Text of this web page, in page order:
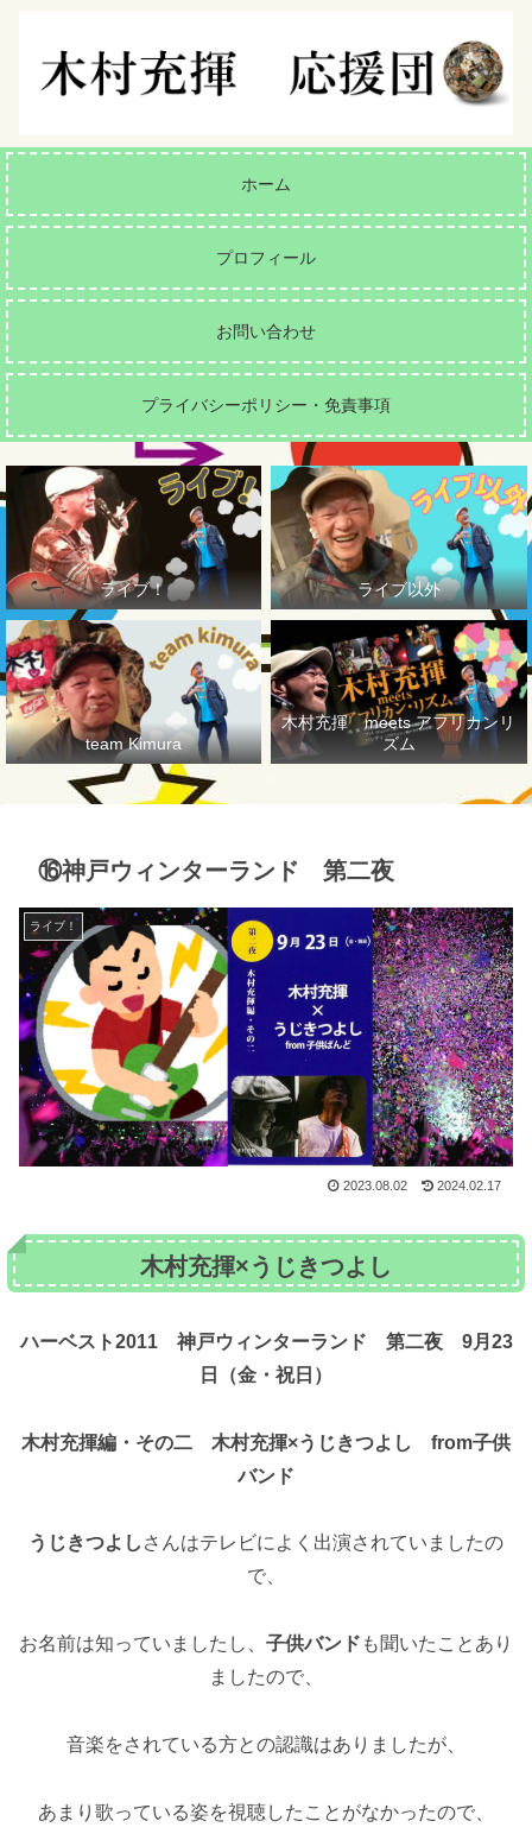
ホーム
プロフィール
お問い合わせ
プライバシーポリシー・免責事項
ライブ！ ライブ以外
team Kimura
木村充揮 meets アフリカンリ
ズム
⑯神戸ウィンターランド 第二夜
ライブ！
2023.08.02 2024.02.17
木村充揮×うじきつよし
ハーベスト2011 神戸ウィンターランド 第二夜 9月23
日（金・祝日）
木村充揮編・その二 木村充揮×うじきつよし from子供
バンド
うじきつよし さんはテレビによく出演されていましたの
で、
お名前は知っていましたし、 子供バンド も聞いたことあり
ましたので、
音楽をされている方との認識はありましたが、
あまり歌っている姿を視聴したことがなかったので、